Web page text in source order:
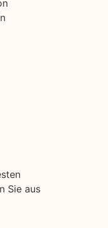
Sie aus